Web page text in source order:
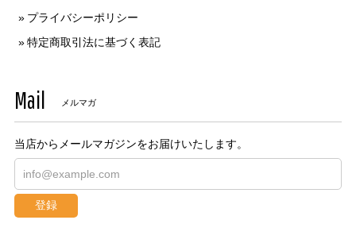
プライバシーポリシー
特定商取引法に基づく表記
Mail メルマガ
当店からメールマガジンをお届けいたします。
登録